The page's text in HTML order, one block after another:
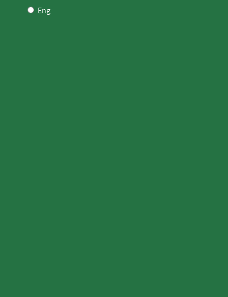
Eng